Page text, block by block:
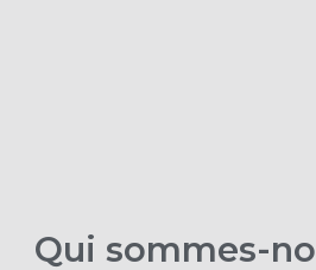
Qui sommes-